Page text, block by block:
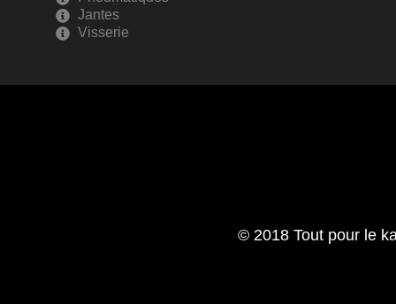
Jantes
Visserie
© 2018 Tout pour le